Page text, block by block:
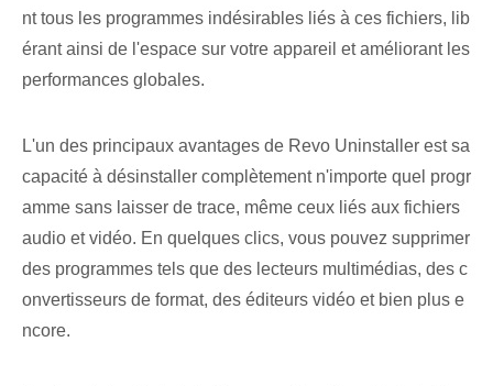
nt tous les programmes indésirables liés à ces fichiers, lib
érant ainsi de l'espace sur votre appareil et améliorant les
performances globales.
L'un des principaux avantages de Revo Uninstaller est sa
capacité à désinstaller complètement n'importe quel progr
amme sans laisser de trace, même ceux liés aux fichiers
audio et vidéo. En quelques clics, vous pouvez supprimer
des programmes tels que des lecteurs multimédias, des c
onvertisseurs de format, des éditeurs vidéo et bien plus e
ncore.